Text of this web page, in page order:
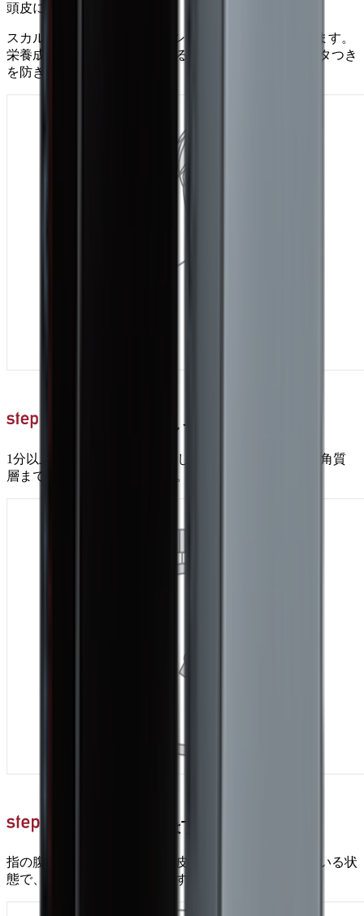
頭皮につけて大丈夫!?
スカルプDのパックコンディショナーは、頭皮につけます。
栄養成分をとどけ、頭皮にうるおいを与えながら、ベタつき
を防ぎます。
時間をおき、しっかり浸透させる
1分以上(3〜5分間くらい)放置します。頭皮ケア成分が角質
層まで浸透するのを待ちます。
最後のすすぎは丁寧に
指の腹で触れた時に、髪と頭皮にツルツル感が残っている状
態で、お湯が透明になるまですすぎます。